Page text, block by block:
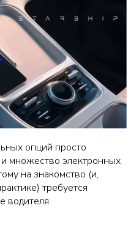
опций просто
множество электронных
на знакомство (и,
требуется
водителя.